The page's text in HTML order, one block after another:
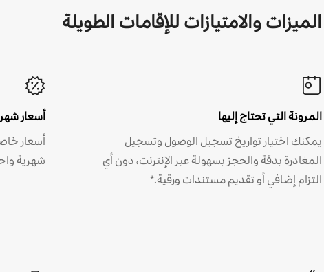
الميزات والامتيازات للإقامات الطويلة
المرونة التي تحتاج إليها
يمكنك اختيار تواريخ تسجيل الوصول وتسجيل
المغادرة بدقة والحجز بسهولة عبر الإنترنت، دون أي
التزام إضافي أو تقديم مستندات ورقية.*
أسعار
أسعار
شهرية